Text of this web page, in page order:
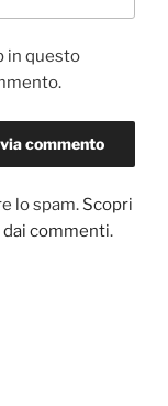
in questo
lo spam. Scopri
commenti.